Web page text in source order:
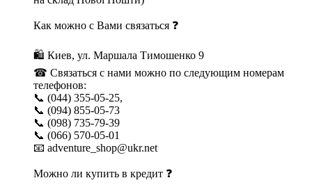
Как можно с Вами связаться ❓
🛍 Киев, ул. Маршала Тимошенко 9
☎ Связаться с нами можно по следующим номерам
телефонов:
📞 (044) 355-05-25,
📞 (094) 855-05-73
📞 (098) 735-79-39
📞 (066) 570-05-01
📧 adventure_shop@ukr.net
Можно ли купить в кредит ❓